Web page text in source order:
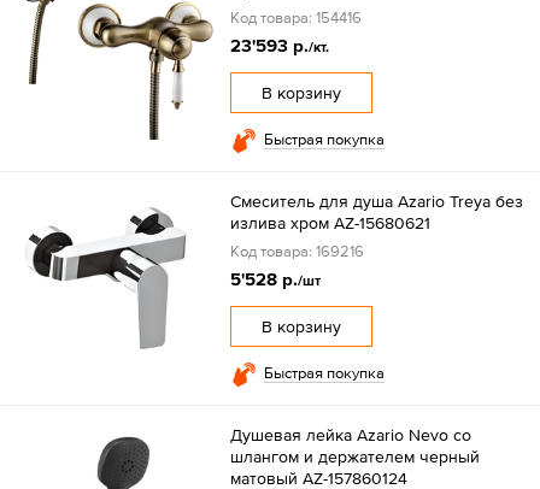
Код товара: 154416
23'593 р./кт.
В корзину
Быстрая покупка
Смеситель для душа Azario Treya без
излива хром AZ-15680621
Код товара: 169216
5'528 р./шт
В корзину
Быстрая покупка
Душевая лейка Azario Nevo со
шлангом и держателем черный
матовый AZ-157860124